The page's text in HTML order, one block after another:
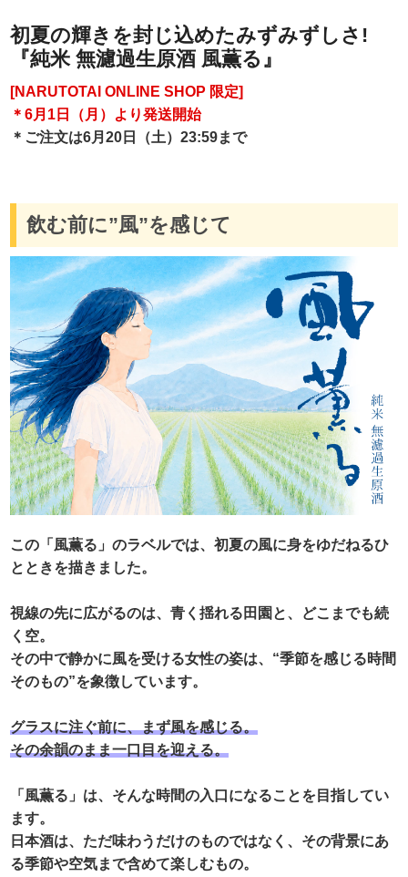
初夏の輝きを封じ込めたみずみずしさ!
『純米 無濾過生原酒 風薫る』
[NARUTOTAI ONLINE SHOP 限定]
＊6月1日（月）より発送開始
＊ご注文は6月20日（土）23:59まで
飲む前に”風”を感じて
この「風薫る」のラベルでは、初夏の風に身をゆだねるひ
とときを描きました。
視線の先に広がるのは、青く揺れる田園と、どこまでも続
く空。
その中で静かに風を受ける女性の姿は、“季節を感じる時間
そのもの”を象徴しています。
グラスに注ぐ前に、まず風を感じる。
その余韻のまま一口目を迎える。
「風薫る」は、そんな時間の入口になることを目指してい
ます。
日本酒は、ただ味わうだけのものではなく、その背景にあ
る季節や空気まで含めて楽しむもの。